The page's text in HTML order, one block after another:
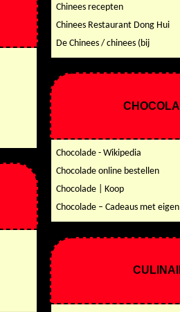
Chinees recepten
Chinees Restaurant Dong Hui
De Chinees / chinees (bij
Chocolade - Wikipedia
Chocolade online bestellen
Chocolade | Koop
Chocolade – Cadeaus met